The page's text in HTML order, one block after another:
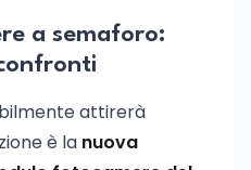
a semaforo:
attirerà
è la nuova